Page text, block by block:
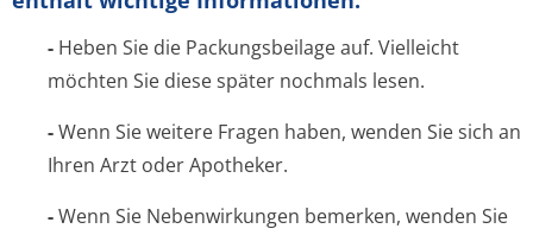
- Heben Sie die Packungsbeilage auf. Vielleicht
möchten Sie diese später nochmals lesen.
-Wenn Sie weitere Fragen haben, wenden Sie sich an
Ihren Arzt oder Apotheker.
-Wenn Sie Nebenwirkungen bemerken, wenden Sie